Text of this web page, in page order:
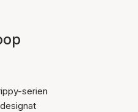
serien